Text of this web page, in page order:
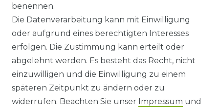
WIDERRUFS­FORMULAR
HINWEISE ZUR BATTERIEENTSORGUNG
IMPRESSUM
benennen.
Die Datenverarbeitung kann mit Einwilligung
oder aufgrund eines berechtigten Interesses
erfolgen. Die Zustimmung kann erteilt oder
abgelehnt werden. Es besteht das Recht, nicht
einzuwilligen und die Einwilligung zu einem
späteren Zeitpunkt zu ändern oder zu
widerrufen. Beachten Sie unser Impressum und